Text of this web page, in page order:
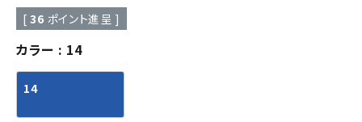
[ 36 ポイント進呈 ]
カラー 14
14